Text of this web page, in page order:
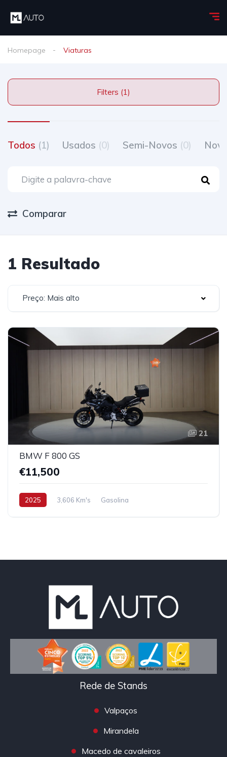
Homepage Viaturas
Filters (1)
Todos (1) Usados (0) Semi-Novos (0)
Comparar
1 Resultado
Preço: Mais alto
21
BMW F 800 GS
€11,500
2025 3,606 Km's Gasolina
Rede de Stands
Valpaços
Mirandela
Macedo de cavaleiros